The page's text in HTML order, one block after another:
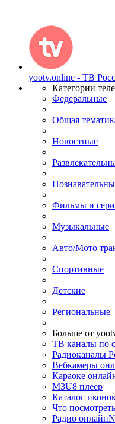
yootv.online - ТВ
Категории
Федеральные
Общая
Новостные
Фильмы и
Музыкальные
Авто/Мото
Спортивные
Детские
Региональные
Больше от
ТВ каналы по
Радиоканалы
Вебкамеры
Караоке
M3U8 плеер
Каталог
Что
Радио онлайн